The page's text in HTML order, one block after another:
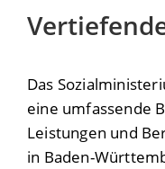
Das
eine umfassende
Leistungen und
in Baden-